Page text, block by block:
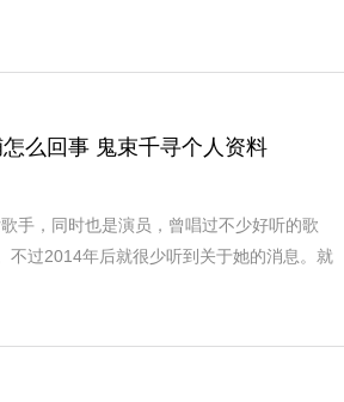
么回事 鬼束千寻个人资料
手，同时也是演员，曾唱过不少好听的歌
不过2014年后就很少听到关于她的消息。就